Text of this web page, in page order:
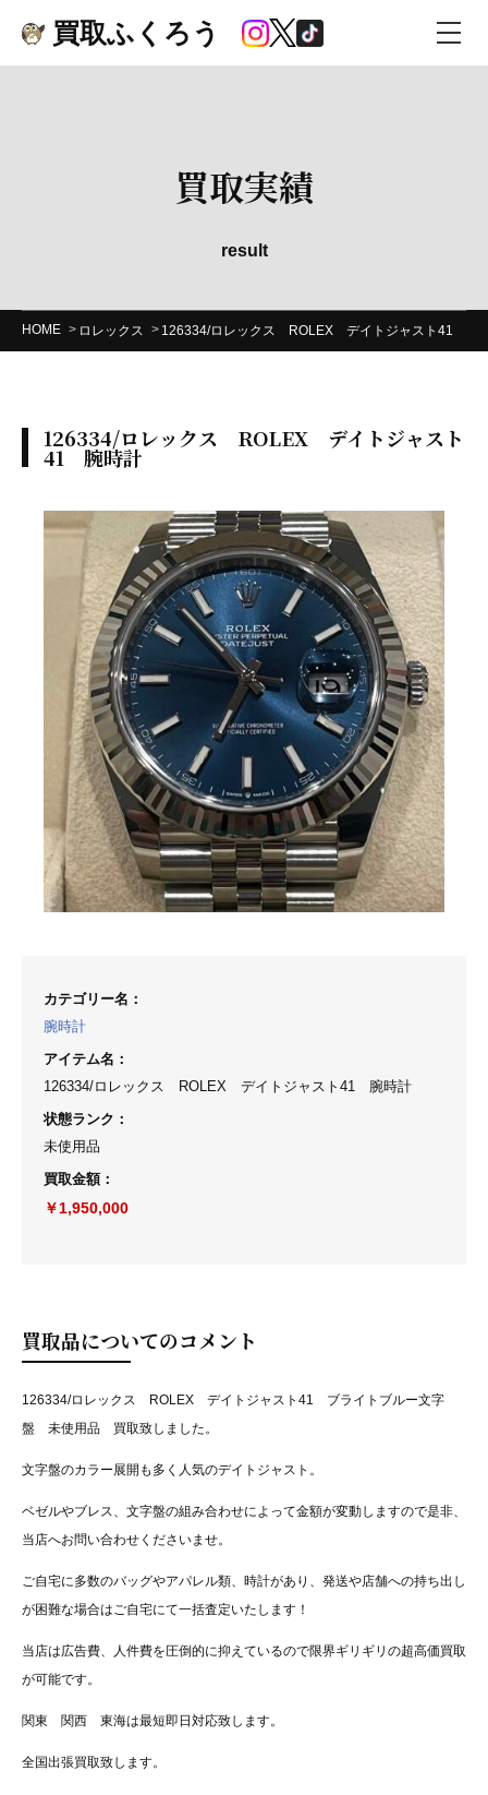
買取ふくろう
買取実績
result
HOME ロレックス 126334/ロレックス ROLEX デイトジャスト41 腕
126334/ロレックス ROLEX デイトジャスト
41 腕時計
カテゴリー名 ：
腕時計
アイテム名 ：
126334/ロレックス ROLEX デイトジャスト41 腕時計
状態ランク ：
未使用品
買取金額：
￥1,950,000
買取品についてのコメント
126334/ロレックス ROLEX デイトジャスト41 ブライトブルー文字
盤 未使用品 買取致しました。
文字盤のカラー展開も多く人気のデイトジャスト。
ベゼルやブレス、文字盤の組み合わせによって金額が変動しますので是非、
当店へお問い合わせくださいませ。
ご自宅に多数のバッグやアパレル類、時計があり、発送や店舗への持ち出し
が困難な場合はご自宅にて一括査定いたします！
当店は広告費、人件費を圧倒的に抑えているので限界ギリギリの超高価買取
が可能です。
関東 関西 東海は最短即日対応致します。
全国出張買取致します。